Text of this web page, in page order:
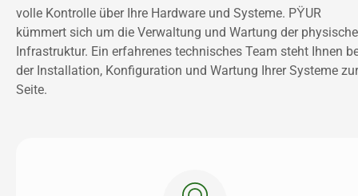
volle Kontrolle über Ihre Hardware und Systeme. PŸUR
kümmert sich um die Verwaltung und Wartung der
Infrastruktur. Ein erfahrenes technisches Team steht Ihnen
der Installation, Konfiguration und Wartung Ihrer Systeme zur
Seite.